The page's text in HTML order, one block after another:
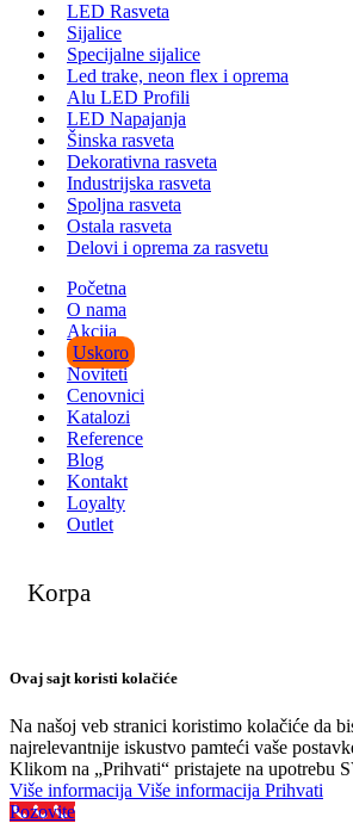
LED Rasveta
Sijalice
Specijalne sijalice
Led trake, neon flex i oprema
Alu LED Profili
LED Napajanja
Šinska rasveta
Dekorativna rasveta
Industrijska rasveta
Spoljna rasveta
Ostala rasveta
Delovi i oprema za rasvetu
Početna
O nama
Akcija
Uskoro
Noviteti
Cenovnici
Katalozi
Reference
Blog
Kontakt
Loyalty
Outlet
Korpa
Ovaj sajt koristi kolačiće
Na našoj veb stranici koristimo kolačiće da
najrelevantnije iskustvo pamteći vaše
Klikom na „Prihvati“ pristajete na upotrebu
Više informacija Više informacija Prihvati
Pozovite